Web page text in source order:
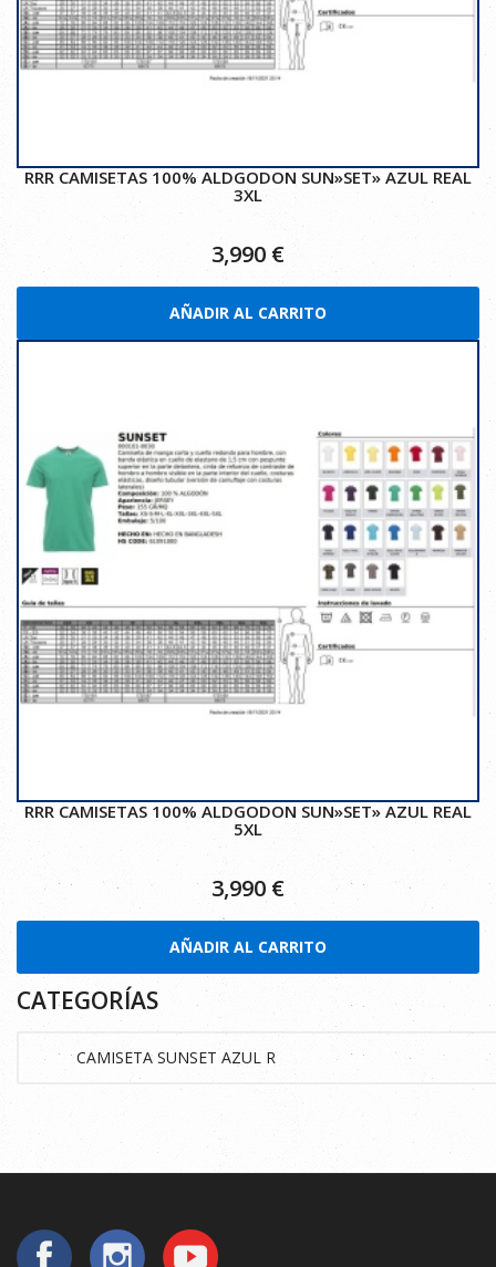
RRR CAMISETAS 100% ALDGODON SUN»SET» AZUL REAL
3XL
3,990 €
AÑADIR AL CARRITO
RRR CAMISETAS 100% ALDGODON SUN»SET» AZUL REAL
5XL
3,990 €
AÑADIR AL CARRITO
CATEGORÍAS